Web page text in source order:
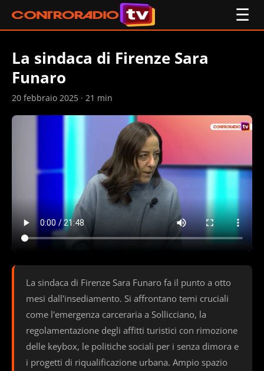
☰
La sindaca di Firenze Sara
Funaro
20 febbraio 2025 · 21 min
La sindaca di Firenze Sara Funaro fa il punto a otto
mesi dall'insediamento. Si affrontano temi cruciali
come l'emergenza carceraria a Sollicciano, la
regolamentazione degli affitti turistici con rimozione
delle keybox, le politiche sociali per i senza dimora e
i progetti di riqualificazione urbana. Ampio spazio